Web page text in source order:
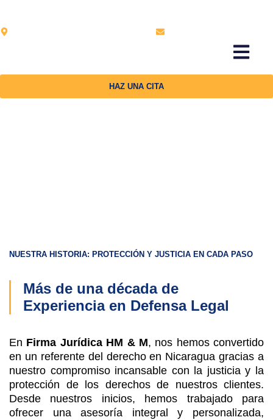
HAZ UNA CITA
NUESTRA HISTORIA: PROTECCIÓN Y JUSTICIA EN CADA PASO
Más de una década de
Experiencia en Defensa Legal
En Firma Jurídica HM & M, nos hemos convertido
en un referente del derecho en Nicaragua gracias a
nuestro compromiso incansable con la justicia y la
protección de los derechos de nuestros clientes.
Desde nuestros inicios, hemos trabajado para
ofrecer una asesoría integral y personalizada,